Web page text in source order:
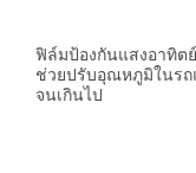
ฟิล์มป้องกันแสงอาทิต
ช่วยปรับอุณหภูมิในรถ
จนเกินไป